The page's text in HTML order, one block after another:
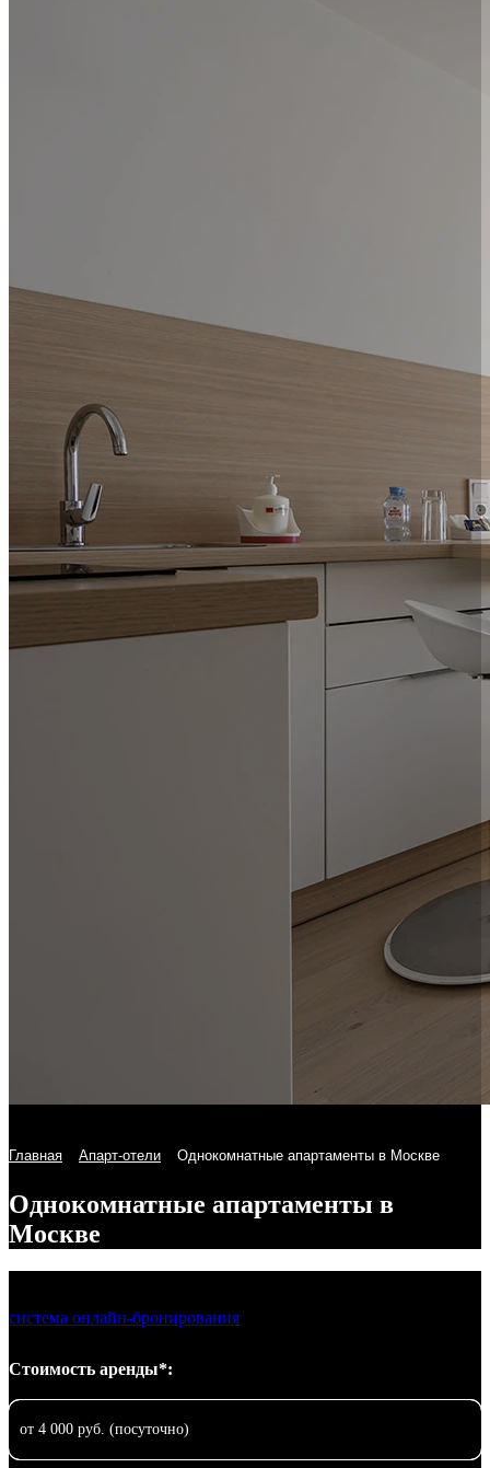
Главная Апарт-отели Однокомнатные апартаменты в Москве
Однокомнатные апартаменты в
Москве
система онлайн-бронирования
Стоимость аренды*:
от 4 000 руб. (посуточно)